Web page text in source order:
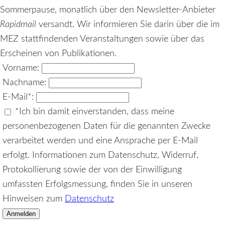
Sommerpause, monatlich über den Newsletter-Anbieter
Rapidmail versandt. Wir informieren Sie darin über die im
MEZ stattfindenden Veranstaltungen sowie über das
Erscheinen von Publikationen.
Vorname:
Nachname:
E-Mail *:
* Ich bin damit einverstanden, dass meine
personenbezogenen Daten für die genannten Zwecke
verarbeitet werden und eine Ansprache per E-Mail
erfolgt. Informationen zum Datenschutz, Widerruf,
Protokollierung sowie der von der Einwilligung
umfassten Erfolgsmessung, finden Sie in unseren
Hinweisen zum
Datenschutz